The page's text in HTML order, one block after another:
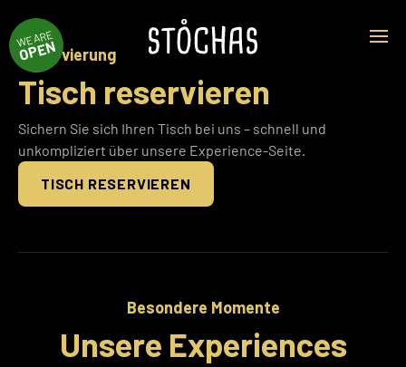
WE ARE
OPEN
Reservierung
Tisch reservieren
Sichern Sie sich Ihren Tisch bei uns – schnell und
unkompliziert über unsere Experience-Seite.
TISCH RESERVIEREN
Besondere Momente
Unsere Experiences